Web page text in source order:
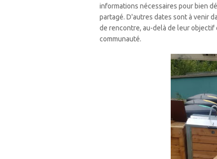
informations nécessaires pour bien
partagé. D'autres dates sont à venir
de rencontre, au-delà de leur objectif
communauté.